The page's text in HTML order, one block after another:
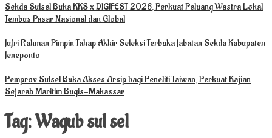
Sekda Sulsel Buka KKS x DIGIFEST 2026, Perkuat Peluang Wastra Lokal
Tembus Pasar Nasional dan Global
Jufri Rahman Pimpin Tahap Akhir Seleksi Terbuka Jabatan Sekda Kabupaten
Jeneponto
Pemprov Sulsel Buka Akses Arsip bagi Peneliti Taiwan, Perkuat Kajian
Sejarah Maritim Bugis-Makassar
Tag:Wagub sul sel